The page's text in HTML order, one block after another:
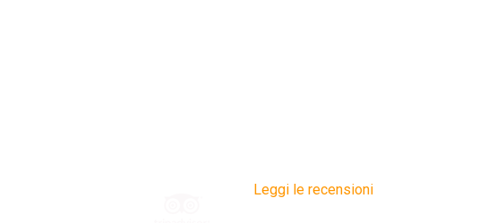
Leggi le recensioni